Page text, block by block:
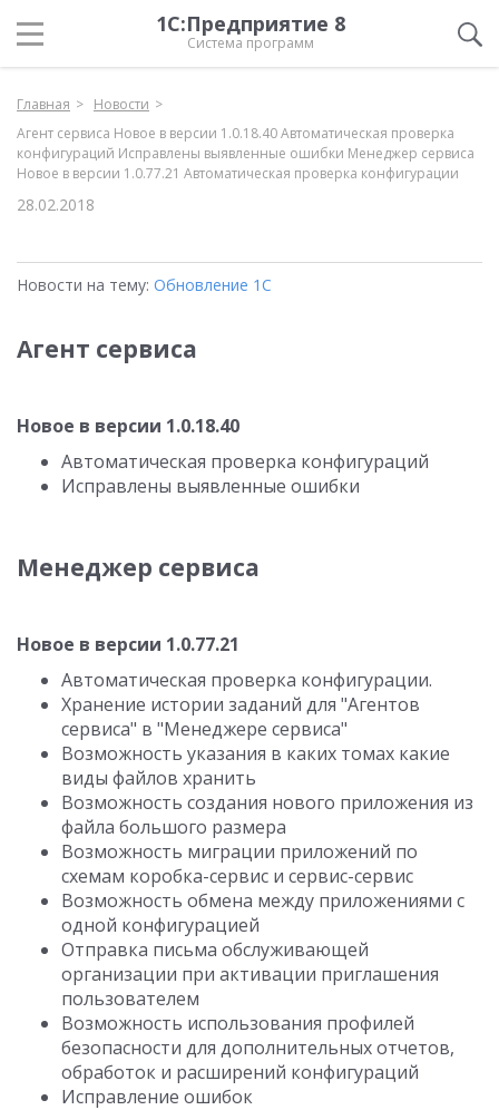
1С:Предприятие 8
Система программ
Главная
Новости
Агент сервиса Новое в версии 1.0.18.40 Автоматическая проверка
конфигураций Исправлены выявленные ошибки Менеджер сервиса
Новое в версии 1.0.77.21 Автоматическая проверка конфигурации
28.02.2018
Новости на тему: Обновление 1С
Агент сервиса
Новое в версии 1.0.18.40
Автоматическая проверка конфигураций
Исправлены выявленные ошибки
Менеджер сервиса
Новое в версии 1.0.77.21
Автоматическая проверка конфигурации.
Хранение истории заданий для "Агентов
сервиса" в "Менеджере сервиса"
Возможность указания в каких томах какие
виды файлов хранить
Возможность создания нового приложения из
файла большого размера
Возможность миграции приложений по
схемам коробка-сервис и сервис-сервис
Возможность обмена между приложениями с
одной конфигурацией
Отправка письма обслуживающей
организации при активации приглашения
пользователем
Возможность использования профилей
безопасности для дополнительных отчетов,
обработок и расширений конфигураций
Исправление ошибок